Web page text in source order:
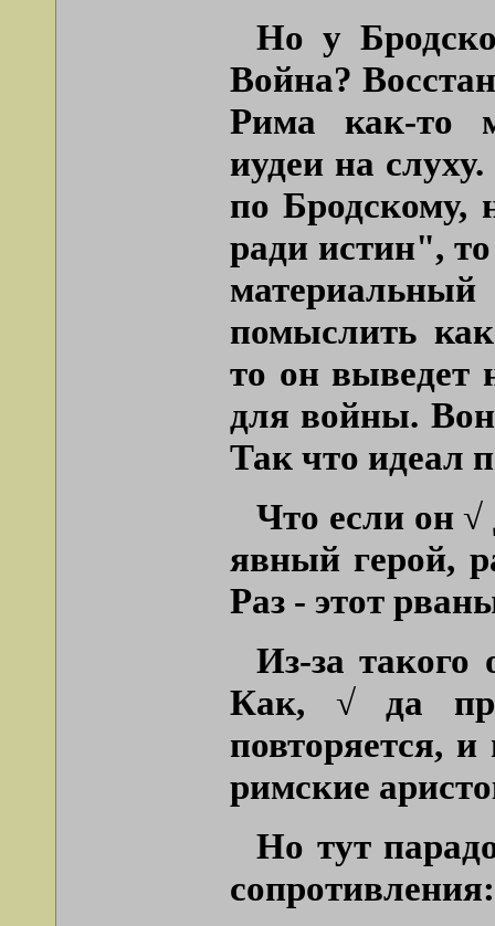
Но у
Война?
Рима как-то
иудеи на
по Бродскому,
ради истин",
помыслить
то он выведет
для войны.
Так что идеал
Что если он
явный герой,
Раз - этот
Из-за такого
Как, √ да
повторяется,
римские
Но тут